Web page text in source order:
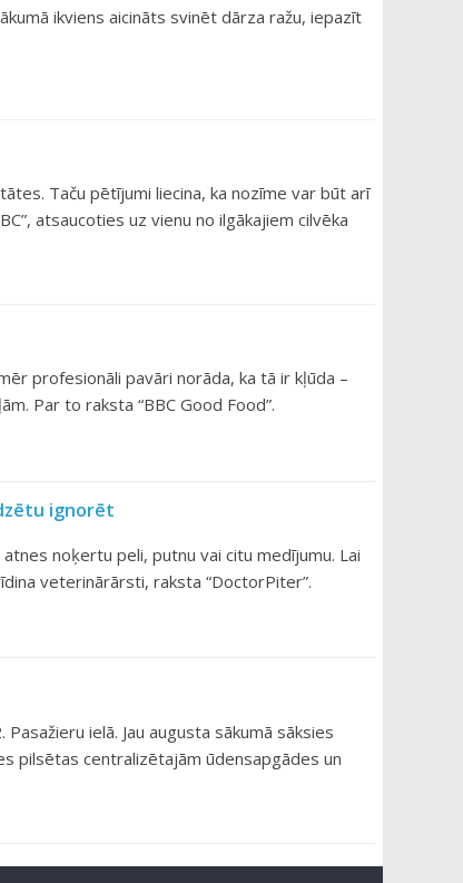
ikviens aicināts svinēt dārza ražu, iepazīt
Taču pētījumi liecina, ka nozīme var būt arī
atsaucoties uz vienu no ilgākajiem cilvēka
profesionāli pavāri norāda, ka tā ir kļūda –
Par to raksta “BBC Good Food”.
ignorēt
noķertu peli, putnu vai citu medījumu. Lai
veterinārārsti, raksta “DoctorPiter”.
ielā. Jau augusta sākumā sāksies
pilsētas centralizētajām ūdensapgādes un